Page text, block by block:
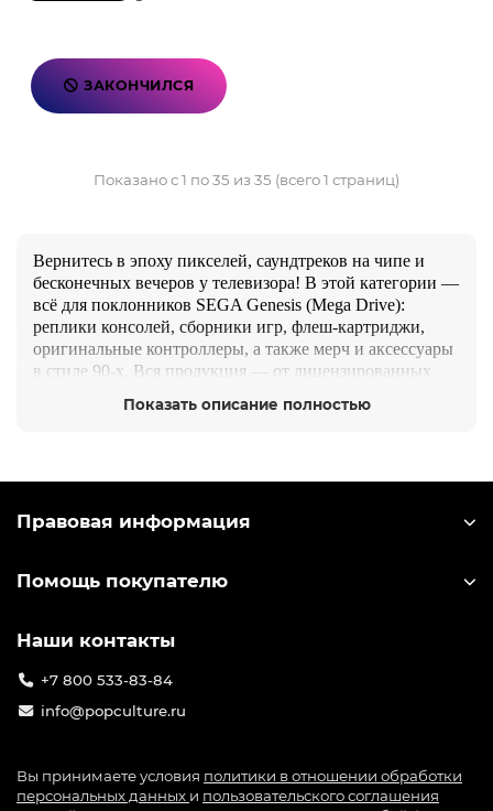
ЗАКОНЧИЛСЯ
Показано с 1 по 35 из 35 (всего 1 страниц)
Вернитесь в эпоху пикселей, саундтреков на чипе и
бесконечных вечеров у телевизора! В этой категории —
всё для поклонников SEGA Genesis (Mega Drive):
реплики консолей, сборники игр, флеш-картриджи,
оригинальные контроллеры, а также мерч и аксессуары
в стиле 90-х. Вся продукция — от лицензированных
оригинальными системами или современными ТВ.
Rage и Golden Axe. Выбирайте подкатегорию ниже и
Показать описание полностью
Правовая информация
Помощь покупателю
Наши контакты
+7 800 533-83-84
info@popculture.ru
Вы принимаете условия политики в отношении обработки
персональных данных и пользовательского соглашения